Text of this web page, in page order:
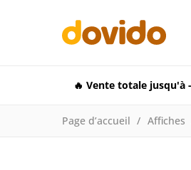
🔥 Vente totale jusqu'à
Page d’accueil Affiches